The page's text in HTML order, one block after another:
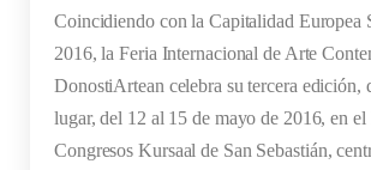
Coincidiendo con la Capitalidad Europea
2016, la Feria Internacional de Arte
DonostiArtean celebra su tercera edición,
lugar, del 12 al 15 de mayo de 2016, en el
Congresos Kursaal de San Sebastián,